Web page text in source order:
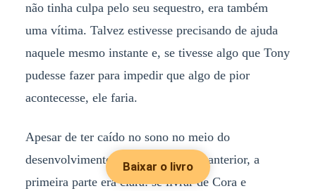
não tinha culpa pelo seu sequestro, era também
uma vítima. Talvez estivesse precisando de ajuda
naquele mesmo instante e, se tivesse algo que Tony
pudesse fazer para impedir que algo de pior
acontecesse, ele faria.
Apesar de ter caído no sono no meio do
desenvolvimento do plano na noite anterior, a
primeira parte era clara: se livrar de Cora e
Baixar o livro